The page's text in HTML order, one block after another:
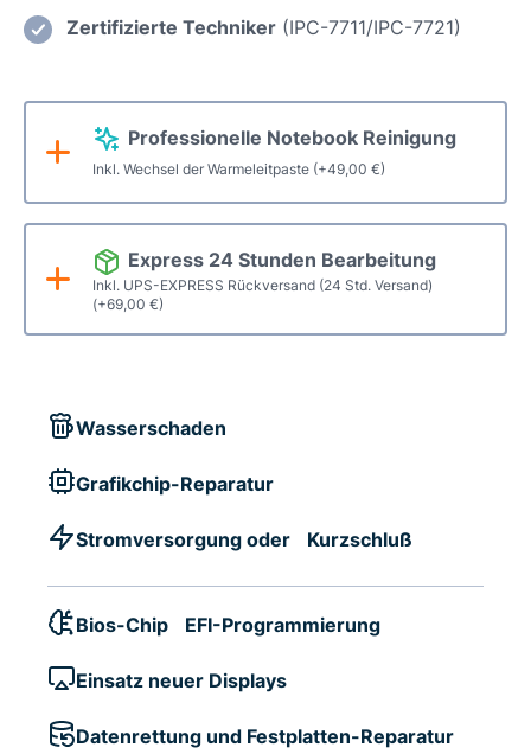
Professionelle Notebook Reinigung
Inkl. Wechsel der Warmeleitpaste (+49,00 €)
Express 24 Stunden Bearbeitung
Inkl. UPS-EXPRESS Rückversand (24 Std. Versand)
(+69,00 €)
Zertifizierte Techniker (IPC-7711/IPC-7721)
Wasserschaden
Grafikchip-Reparatur
Stromversorgung oder Kurzschluß
Bios-Chip EFI-Programmierung
Einsatz neuer Displays
Datenrettung und Festplatten-Reparatur